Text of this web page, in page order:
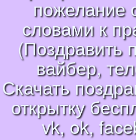
пожелание
словами к
(Поздравить
вайбер,
Скачать
открытку
vk, ok,